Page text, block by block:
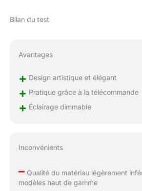
Bilan du test
Avantages
+ Design artistique et élégant
+ Pratique grâce à la télécommande
+ Éclairage dimmable
Inconvénients
–Qualité du matériau légèrement
modèles haut de gamme